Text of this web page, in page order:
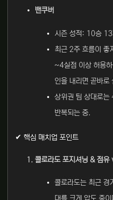
밴쿠버
시즌 성적: 10승
최근 2주 흐름이 좋
~4실점 이상 허용
인을 내리면 곧바로
상위권 팀 상대로는
반복되는 중.
✔ 핵심 매치업 포인트
콜로라도 포지셔닝 & 점유
콜로라도는 최근 경